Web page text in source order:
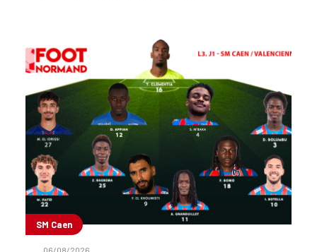
SM Caen
06/08/2026